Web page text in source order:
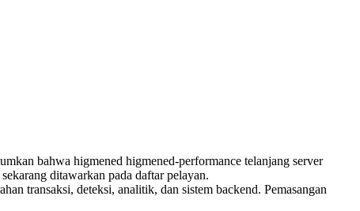
bahwa higmened higmened-performance telanjang server
ditawarkan pada daftar pelayan.
transaksi, deteksi, analitik, dan sistem backend. Pemasangan